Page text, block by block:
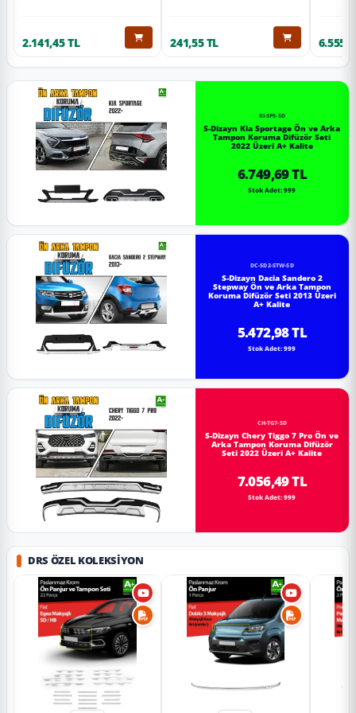
2.141,45 TL 241,55 TL
KI-SP5-SD
S-Dizayn Kia Sportage Ön ve Arka
Tampon Koruma Difüzör Seti
2022 Üzeri A+ Kalite
6.749,69 TL
Stok Adet: 999
DC-SD2-STW-SD
S-Dizayn Dacia Sandero 2
Stepway Ön ve Arka Tampon
Koruma Difüzör Seti 2013 Üzeri
A+ Kalite
5.472,98 TL
Stok Adet: 999
CH-TG7-SD
S-Dizayn Chery Tiggo 7 Pro Ön ve
Arka Tampon Koruma Difüzör
Seti 2022 Üzeri A+ Kalite
7.056,49 TL
Stok Adet: 999
DRS ÖZEL KOLEKSIYON